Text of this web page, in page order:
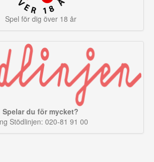
Spel för dig över 18 år
Spelar du för mycket?
Stödlinjen: 020-81 91 00